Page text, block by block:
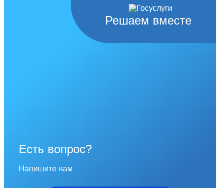
Решаем вместе
Есть вопрос?
Напишите нам